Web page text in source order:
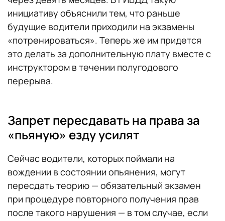
инициативу объяснили тем, что раньше
будущие водители приходили на экзамены
«потренироваться». Теперь же им придется
это делать за дополнительную плату вместе с
инструктором в течении полугодового
перерыва.
Запрет пересдавать на права за
«пьяную» езду усилят
Сейчас водители, которых поймали на
вождении в состоянии опьянения, могут
пересдать теорию — обязательный экзамен
при процедуре повторного получения прав
после такого нарушения — в том случае, если